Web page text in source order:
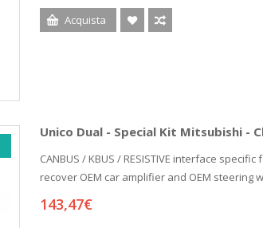
Acquista
Unico Dual - Special Kit Mitsubishi -
CANBUS / KBUS / RESISTIVE interface
recover OEM car amplifier and OEM steering
143,47€